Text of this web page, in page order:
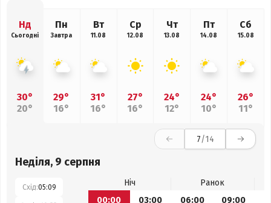
Нд
Сьогодні
30°
20°
Пн
Завтра
29°
16°
Вт
11.08
31°
16°
Ср
12.08
27°
16°
Чт
13.08
24°
12°
Пт
14.08
24°
10°
Сб
15.08
26°
11°
7/14
Неділя, 9 серпня
Схід:05:09 Ніч
Ранок
00:00
03:00 06:00 09:00